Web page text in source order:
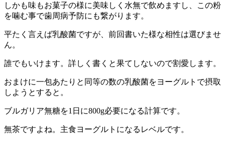
しかも味もお菓子の様に美味しく水無で飲めますし、この粉
を噛む事で歯周病予防にも繋がります。
平たく言えば乳酸菌ですが、前回書いた様な相性は選びませ
ん。
誰でもいけます。詳しく書くと果てしないので割愛します。
おまけに一包あたりと同等の数の乳酸菌をヨーグルトで摂取
しようとすると。
ブルガリア無糖を1日に800g必要になる計算です。
無茶ですよね。主食ヨーグルトになるレベルです。